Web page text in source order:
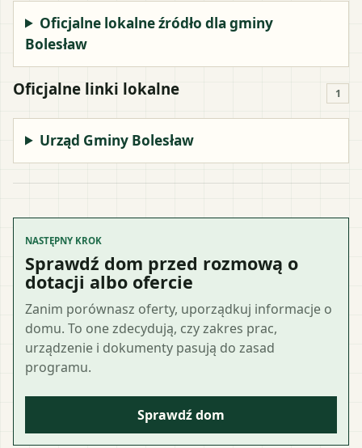
Oficjalne lokalne źródło dla gminy
Bolesław
Oficjalne linki lokalne 1
Urząd Gminy Bolesław
NASTĘPNY KROK
Sprawdź dom przed rozmową o
dotacji albo ofercie
Zanim porównasz oferty, uporządkuj informacje o
domu. To one zdecydują, czy zakres prac,
urządzenie i dokumenty pasują do zasad
programu.
Sprawdź dom